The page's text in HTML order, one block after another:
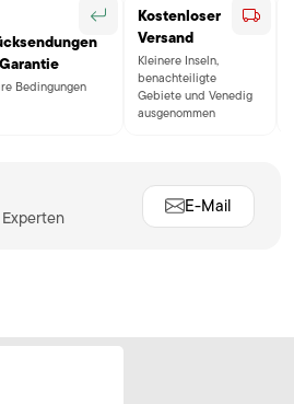
Bedingungen
Kostenloser
Versand
Kleinere Inseln,
benachteiligte
Gebiete und Venedig
ausgenommen
E-Mail